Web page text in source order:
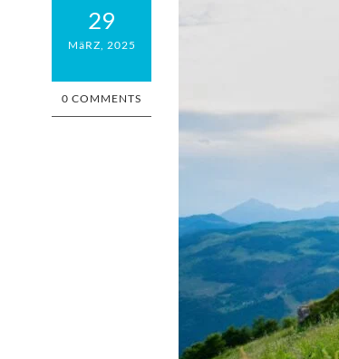
29
MäRZ, 2025
0 COMMENTS